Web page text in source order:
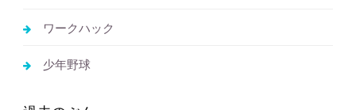
ワークハック
少年野球